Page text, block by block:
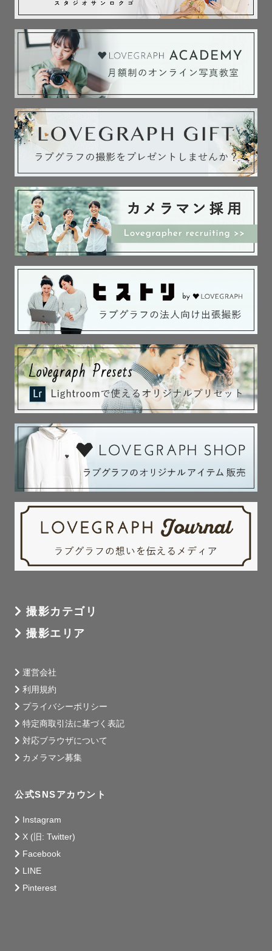
［撮影エリア］
❄️愛知/岐阜メインですが県外も対応可能です。
※交通費が3000円以上かかる場合の
エリア外での撮影は交通費を相談させて
頂きます。ご了承ください。
【最後に】
_-.＊_-.＊_-.＊_-.＊_-.＊_-.＊_-.＊_
「今」しかない時間を残し、
写真をふと見返した時に
『素敵な想い出』となるような
撮影をさせて頂きます💐
_-.＊_-.＊_-.＊_-.＊_-.＊_-.＊_-.＊_
ここまで読んで頂き、
ありがとうございました。
『皆様にお会いできることを楽しみして
おります😌✨』
こゆき❄️
撮影カテゴリ
撮影エリア
運営会社
利用規約
プライバシーポリシー
特定商取引法に基づく表記
対応ブラウザについて
カメラマン募集
公式SNSアカウント
Instagram
X (旧: Twitter)
Facebook
LINE
Pinterest